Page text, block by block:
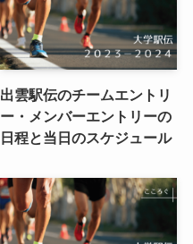
出雲駅伝のチームエントリ
ー・メンバーエントリーの
日程と当日のスケジュール